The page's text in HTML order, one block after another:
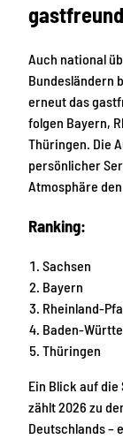
Auch national
Bundesländern
erneut das
folgen Bayern,
Thüringen. Die
persönlicher
Atmosphäre
Ranking:
Sachsen
Bayern
Rheinland-
Baden-
Thüringen
Ein Blick auf
zählt 2026 zu
Deutschlands –